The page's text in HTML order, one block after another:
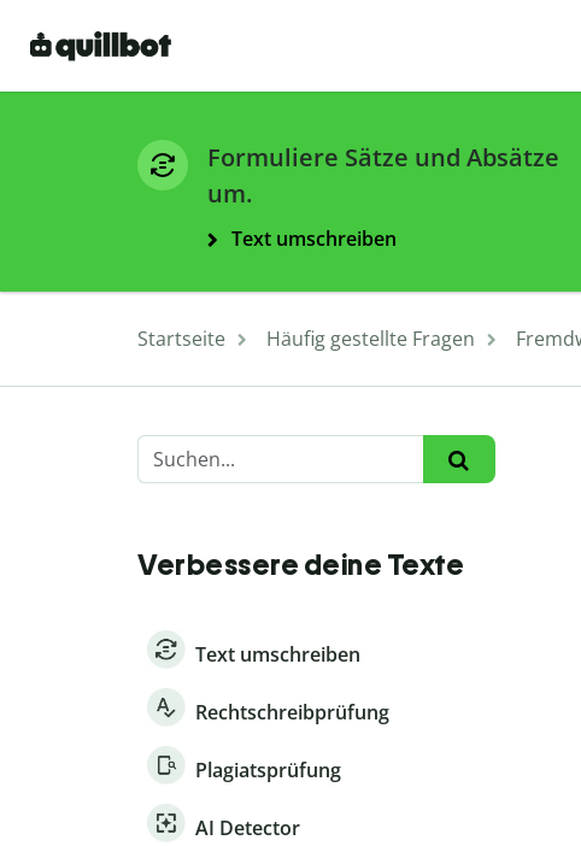
Formuliere Sätze und Absätze
um.
Text umschreiben
Startseite Häufig gestellte Fragen
Verbessere deine Texte
Text umschreiben
Rechtschreibprüfung
Plagiatsprüfung
AI Detector